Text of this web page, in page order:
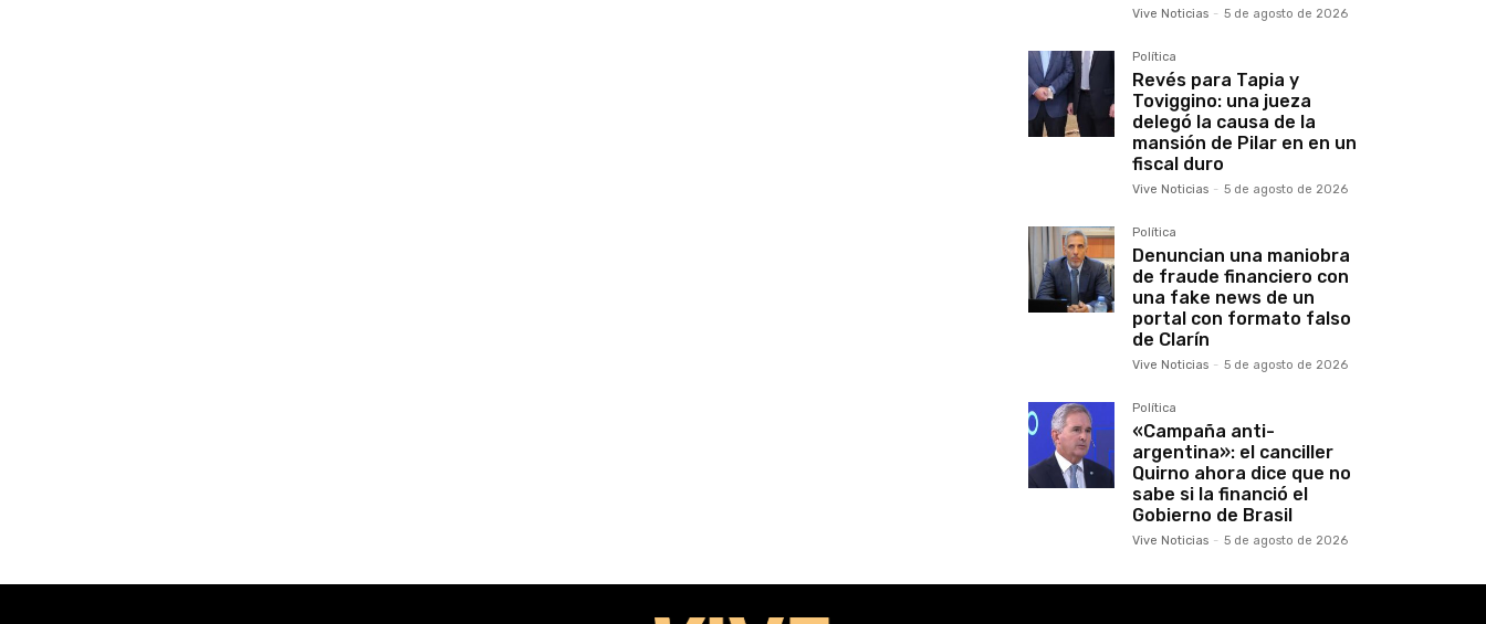
Vive Noticias - 5 de agosto de 2026
Política
Revés para Tapia y
Toviggino: una jueza
delegó la causa de la
mansión de Pilar en en un
fiscal duro
Vive Noticias - 5 de agosto de 2026
Política
Denuncian una maniobra
de fraude financiero con
una fake news de un
portal con formato falso
de Clarín
Vive Noticias - 5 de agosto de 2026
Política
«Campaña anti-
argentina»: el canciller
Quirno ahora dice que no
sabe si la financió el
Gobierno de Brasil
Vive Noticias - 5 de agosto de 2026